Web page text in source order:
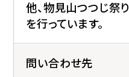
他、物見山つつじ祭
を行っています。
問い合わせ先